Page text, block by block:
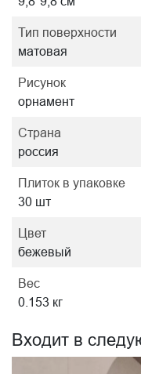
Тип поверхности
матовая
Рисунок
орнамент
Страна
россия
Плиток в упаковке
30 шт
Цвет
бежевый
Вес
0.153 кг
Входит в